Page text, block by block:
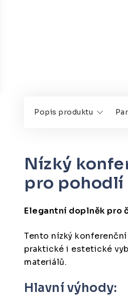
Popis produktu
Nízký
pro pohodlí
Elegantní doplněk pro
Tento nízký
praktické i estetické
materiálů.
Hlavní výhody: